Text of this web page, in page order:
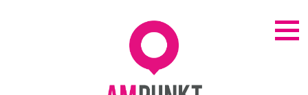
ALLE IMMOBILIEN